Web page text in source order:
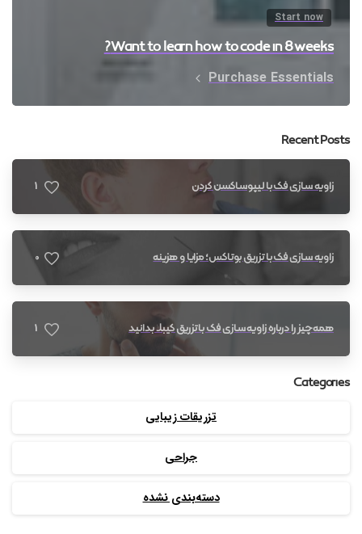
Start now
Want to learn how to code in 8 weeks?
Purchase Essentials
Recent Posts
زاویه سازی فک با لیپوساکشن گردن 1
زاویه سازی فک با تزریق بوتاکس؛ مزایا و هزینه 0
همه چیز را درباره زاویه سازی فک با تزریق کیبلا بدانید 1
Categories
تزریقات زیبایی
جراحی
دسته‌بندی نشده